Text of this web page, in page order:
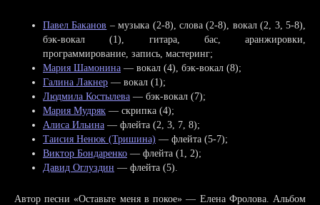
Павел Баканов – музыка (2-8), слова (2-8), вокал (2, 3, 5-8),
бэк-вокал (1), гитара, бас, аранжировки,
программирование, запись, мастеринг;
Мария Шамонина — вокал (4), бэк-вокал (8);
Галина Лакнер — вокал (1);
Людмила Костылева — бэк-вокал (7);
Мария Мудряк — скрипка (4);
Алиса Ильина — флейта (2, 3, 7, 8);
Таисия Ненюк (Тришина) — флейта (5-7);
Виктор Бондаренко — флейта (1, 2);
Давид Оглуздин — флейта (5).
Автор песни «Оставьте меня в покое» — Елена Фролова. Альбом